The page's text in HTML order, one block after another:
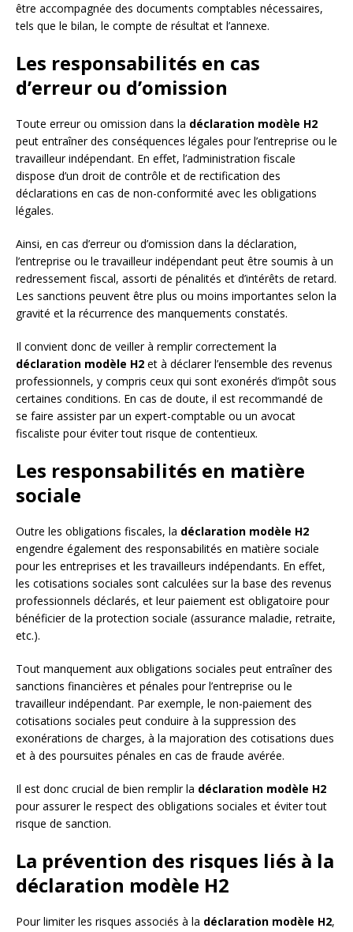
être accompagnée des documents comptables nécessaires,
tels que le bilan, le compte de résultat et l’annexe.
Les responsabilités en cas
d’erreur ou d’omission
Toute erreur ou omission dans la déclaration modèle H2
peut entraîner des conséquences légales pour l’entreprise ou le
travailleur indépendant. En effet, l’administration fiscale
dispose d’un droit de contrôle et de rectification des
déclarations en cas de non-conformité avec les obligations
légales.
Ainsi, en cas d’erreur ou d’omission dans la déclaration,
l’entreprise ou le travailleur indépendant peut être soumis à un
redressement fiscal, assorti de pénalités et d’intérêts de retard.
Les sanctions peuvent être plus ou moins importantes selon la
gravité et la récurrence des manquements constatés.
Il convient donc de veiller à remplir correctement la
déclaration modèle H2 et à déclarer l’ensemble des revenus
professionnels, y compris ceux qui sont exonérés d’impôt sous
certaines conditions. En cas de doute, il est recommandé de
se faire assister par un expert-comptable ou un avocat
fiscaliste pour éviter tout risque de contentieux.
Les responsabilités en matière
sociale
Outre les obligations fiscales, la déclaration modèle H2
engendre également des responsabilités en matière sociale
pour les entreprises et les travailleurs indépendants. En effet,
les cotisations sociales sont calculées sur la base des revenus
professionnels déclarés, et leur paiement est obligatoire pour
bénéficier de la protection sociale (assurance maladie, retraite,
etc.).
Tout manquement aux obligations sociales peut entraîner des
sanctions financières et pénales pour l’entreprise ou le
travailleur indépendant. Par exemple, le non-paiement des
cotisations sociales peut conduire à la suppression des
exonérations de charges, à la majoration des cotisations dues
et à des poursuites pénales en cas de fraude avérée.
Il est donc crucial de bien remplir la déclaration modèle H2
pour assurer le respect des obligations sociales et éviter tout
risque de sanction.
La prévention des risques liés à la
déclaration modèle H2
Pour limiter les risques associés à la déclaration modèle H2,